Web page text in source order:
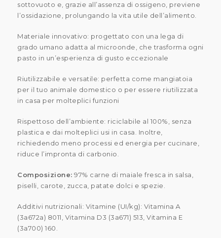
sottovuoto e, grazie all’assenza di ossigeno, previene
l’ossidazione, prolungando la vita utile dell’alimento.
Materiale innovativo: progettato con una lega di
grado umano adatta al microonde, che trasforma ogni
pasto in un’esperienza di gusto eccezionale
Riutilizzabile e versatile: perfetta come mangiatoia
per il tuo animale domestico o per essere riutilizzata
in casa per molteplici funzioni
Rispettoso dell’ambiente: riciclabile al 100%, senza
plastica e dai molteplici usi in casa. Inoltre,
richiedendo meno processi ed energia per cucinare,
riduce l’impronta di carbonio.
Composizione: 97% carne di maiale fresca in salsa,
piselli, carote, zucca, patate dolci e spezie.
Additivi nutrizionali: Vitamine (UI/kg): Vitamina A
(3a672a) 8011, Vitamina D3 (3a671) 513, Vitamina E
(3a700) 160.